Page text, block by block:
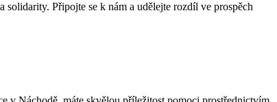
Připojte se k nám a udělejte rozdíl ve prospěch